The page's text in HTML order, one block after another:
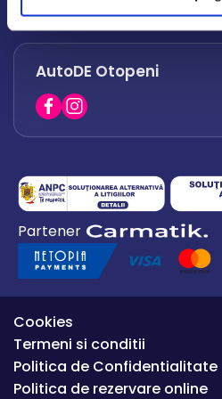
0730 063 852
0730 063 851
AutoDE Otopeni
0754 649 360
Partener
Cookies
Termeni si conditii
Politica de Confidentialitate
Politica de rezervare online